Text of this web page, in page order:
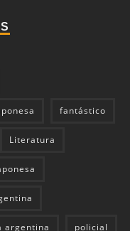
fantástico
Literatura
argentina policial